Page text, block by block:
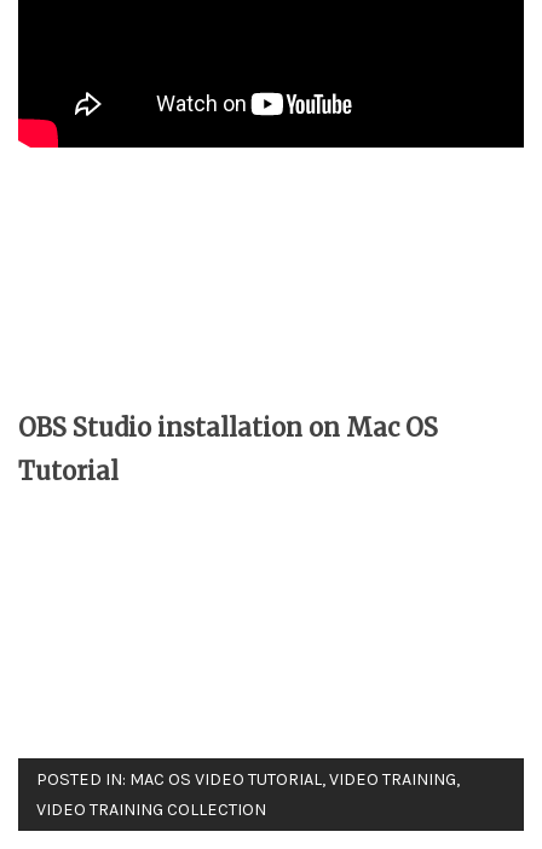
OBS Studio installation on Mac OS
Tutorial
POSTED IN: MAC OS VIDEO TUTORIAL,VIDEO TRAINING,
VIDEO TRAINING COLLECTION